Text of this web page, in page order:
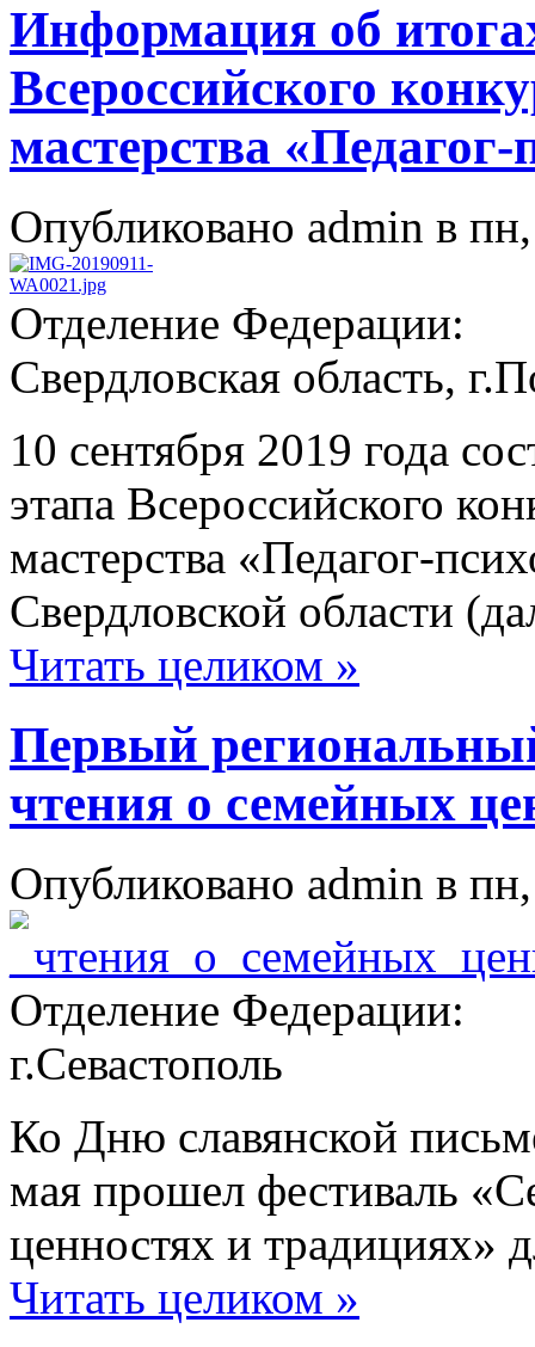
Информация об
Всероссийского
мастерства
Опубликовано admin в
Отделение Федерации:
Свердловская область,
10 сентября 2019 года
этапа Всероссийского
мастерства «Педагог-
Свердловской области
Читать целиком »
Первый
чтения о семейных
Опубликовано admin в
Отделение Федерации:
г.Севастополь
Ко Дню славянской
мая прошел фестиваль
ценностях и традициях»
Читать целиком »